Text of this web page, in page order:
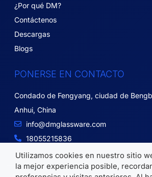
¿Por qué DM?
Contáctenos
Descargas
Blogs
PONERSE EN CONTACTO
Condado de Fengyang, ciudad de
Anhui, China
info@dmglassware.com
18055215836
Utilizamos cookies en nuestro sitio
la mejor experiencia posible,